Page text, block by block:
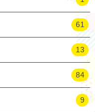
61
13
84
9